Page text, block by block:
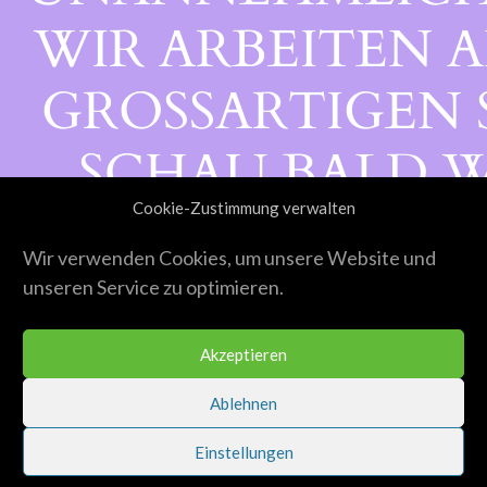
Cookie-Zustimmung verwalten
Wir verwenden Cookies, um unsere Website und
unseren Service zu optimieren.
Akzeptieren
Ablehnen
Einstellungen
WIR ARBEITEN
GROSSARTIGEN
CHAU BALD
ORBEI!